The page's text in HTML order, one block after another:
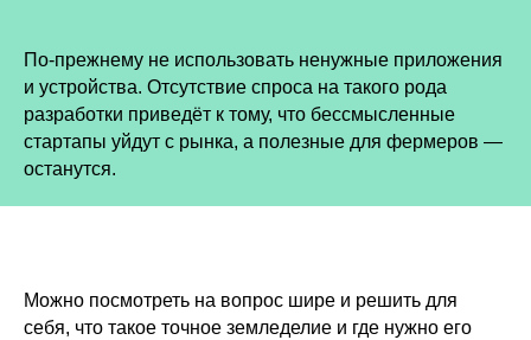
По-прежнему не использовать ненужные приложения
и устройства. Отсутствие спроса на такого рода
разработки приведёт к тому, что бессмысленные
стартапы уйдут с рынка, а полезные для фермеров —
останутся.
Можно посмотреть на вопрос шире и решить для
себя, что такое точное земледелие и где нужно его